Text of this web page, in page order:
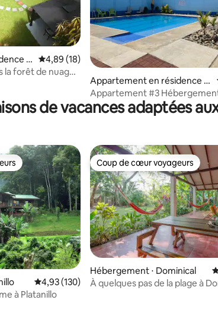
⋅
Évaluation moyenne sur la base de 18
4,89 (18)
forêt de nuages
Appartement en résidence ⋅
San Isidro de El General
Appartement #3
accès à la piscine
de vacances adaptées
Évaluation moyenne sur la base de 130
4,93 (130)
à Platanillo
Coup de cœur voyageurs
Coup de cœur voyageurs
Hébergement ⋅ Dominical
À quelques pas de la plage à